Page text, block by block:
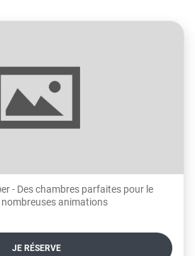
- Des chambres parfaites pour le
nombreuses animations
JE RÉSERVE